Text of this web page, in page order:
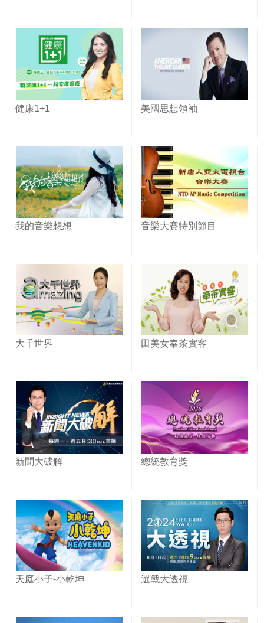
健康1+1 美國思想領袖
我的音樂想想 音樂大賽特別節目
大千世界 田美女奉茶實客
新聞大破解 總統教育獎
天庭小子-小乾坤 選戰大透視